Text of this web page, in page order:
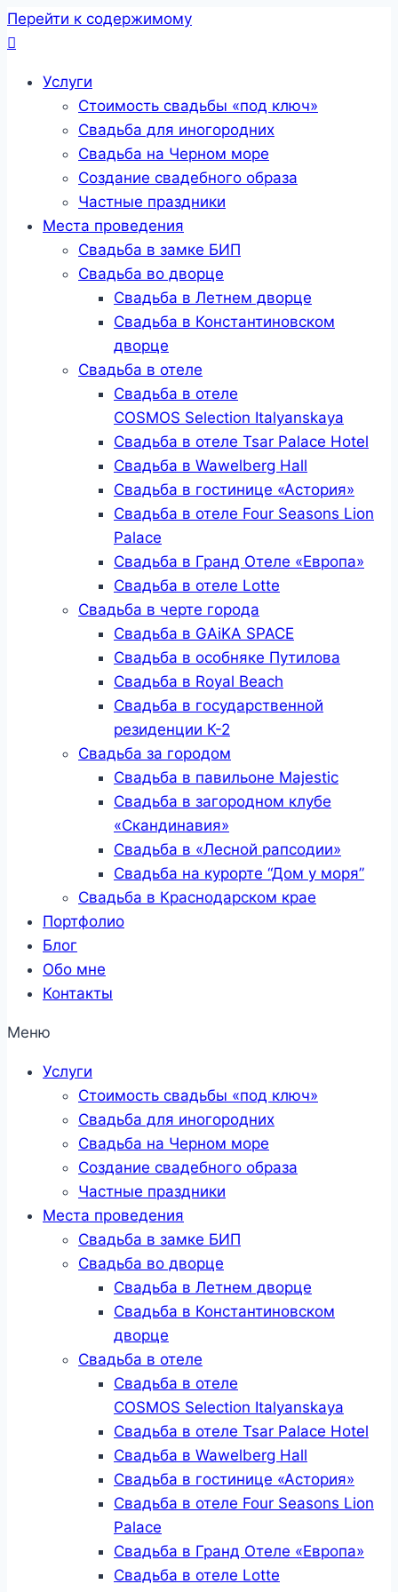
Перейти к содержимому
Услуги
Стоимость свадьбы «под ключ»
Свадьба для иногородних
Свадьба на Черном море
Создание свадебного образа
Частные праздники
Места проведения
Свадьба в замке БИП
Свадьба во дворце
Свадьба в Летнем дворце
Свадьба в Константиновском
дворце
Свадьба в отеле
Свадьба в отеле
COSMOS Selection Italyanskaya
Свадьба в отеле Tsar Palace Hotel
Свадьба в Wawelberg Hall
Свадьба в гостинице «Астория»
Свадьба в отеле Four Seasons Lion
Palace
Свадьба в Гранд Отеле «Европа»
Свадьба в отеле Lotte
Свадьба в черте города
Свадьба в GAiKA SPACE
Свадьба в особняке Путилова
Свадьба в Royal Beach
Свадьба в государственной
резиденции К-2
Свадьба за городом
Свадьба в павильоне Majestic
Свадьба в загородном клубе
«Скандинавия»
Свадьба в «Лесной рапсодии»
Свадьба на курорте “Дом у моря”
Свадьба в Краснодарском крае
Портфолио
Блог
Обо мне
Контакты
Меню
Услуги
Стоимость свадьбы «под ключ»
Свадьба для иногородних
Свадьба на Черном море
Создание свадебного образа
Частные праздники
Места проведения
Свадьба в замке БИП
Свадьба во дворце
Свадьба в Летнем дворце
Свадьба в Константиновском
дворце
Свадьба в отеле
Свадьба в отеле
COSMOS Selection Italyanskaya
Свадьба в отеле Tsar Palace Hotel
Свадьба в Wawelberg Hall
Свадьба в гостинице «Астория»
Свадьба в отеле Four Seasons Lion
Palace
Свадьба в Гранд Отеле «Европа»
Свадьба в отеле Lotte